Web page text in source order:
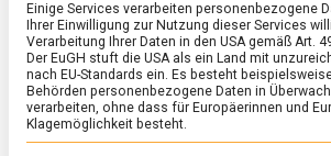
ERNÄHRUNG & GESUNDHEIT /FEATURED
Kulinarische
18. Februar 2022
Einige Services verarbeiten personenbezogene
Ihrer Einwilligung zur Nutzung dieser Services
Verarbeitung Ihrer Daten in den USA gemäß Art.
Der EuGH stuft die USA als ein Land mit
nach EU-Standards ein. Es besteht
Behörden personenbezogene Daten in
verarbeiten, ohne dass für Europäerinnen und
Klagemöglichkeit besteht.